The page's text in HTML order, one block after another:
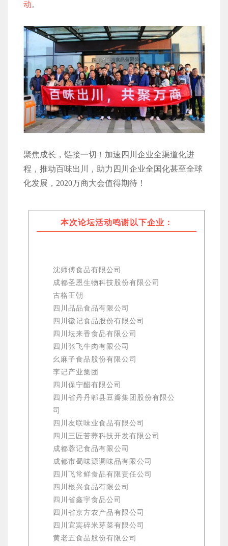
动。
聚焦成长，链接一切！加速四川企业全渠道化进
程，推动百味出川，助力四川企业全国化甚至全球
化发展，2020万商大会值得期待！
本次论坛活动鸣谢以下企业：
沈师傅食品有限公司
成都圣恩生物科技股份有限公司
古格王朝
四川品品食品有限公司
四川徽记食品股份有限公司
四川坛来香食品有限公司
四川张飞牛肉有限公司
幺麻子食品股份有限公司
李记产业集团
四川保宁醋有限公司
四川省丹丹郫县豆瓣集团股份有限公
司
四川友联味业食品有限公司
四川三匠苦荞科技开发有限公司
成都蓉记食品有限公司
成都市蜀味源调味品有限公司
四川飞常鲜食品有限责任公司
四川根兴食品有限公司
四川省鑫宇食品公司
四川省京方农产品有限公司
四川宜宾碎米芽菜有限公司
黄老五食品股份有限公司